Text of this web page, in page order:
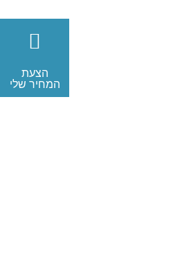
הצעת
המחיר שלי